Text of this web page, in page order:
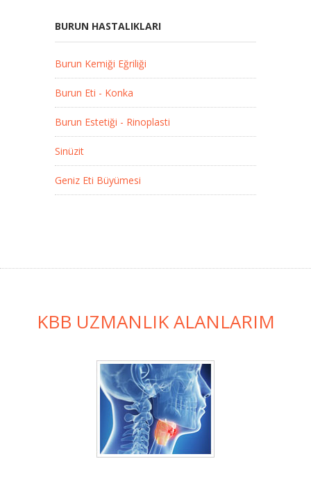
BURUN HASTALIKLARI
Burun Kemiği Eğriliği
Burun Eti - Konka
Burun Estetiği - Rinoplasti
Sinüzit
Geniz Eti Büyümesi
KBB UZMANLIK ALANLARIM